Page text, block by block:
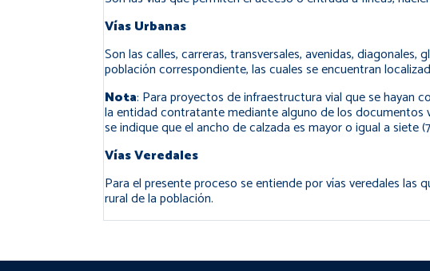
Vías Urbanas
Son las calles, carreras, transversales, avenidas,
población correspondiente, las cuales se encuentran
Nota: Para proyectos de infraestructura vial que se hayan
la entidad contratante mediante alguno de los documentos
se indique que el ancho de calzada es mayor o igual a siete
Vías Veredales
Para el presente proceso se entiende por vías veredales
rural de la población.